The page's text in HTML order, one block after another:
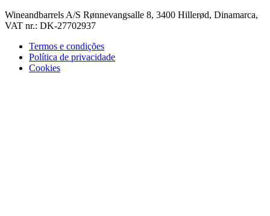
Wineandbarrels A/S Rønnevangsalle 8, 3400 Hillerød, Dinamarca,
VAT nr.: DK-27702937
Termos e condições
Política de privacidade
Cookies